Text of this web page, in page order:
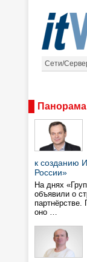
Сети/
Панорама
к созданию
России»
На днях
объявили о
партнёрстве.
оно …